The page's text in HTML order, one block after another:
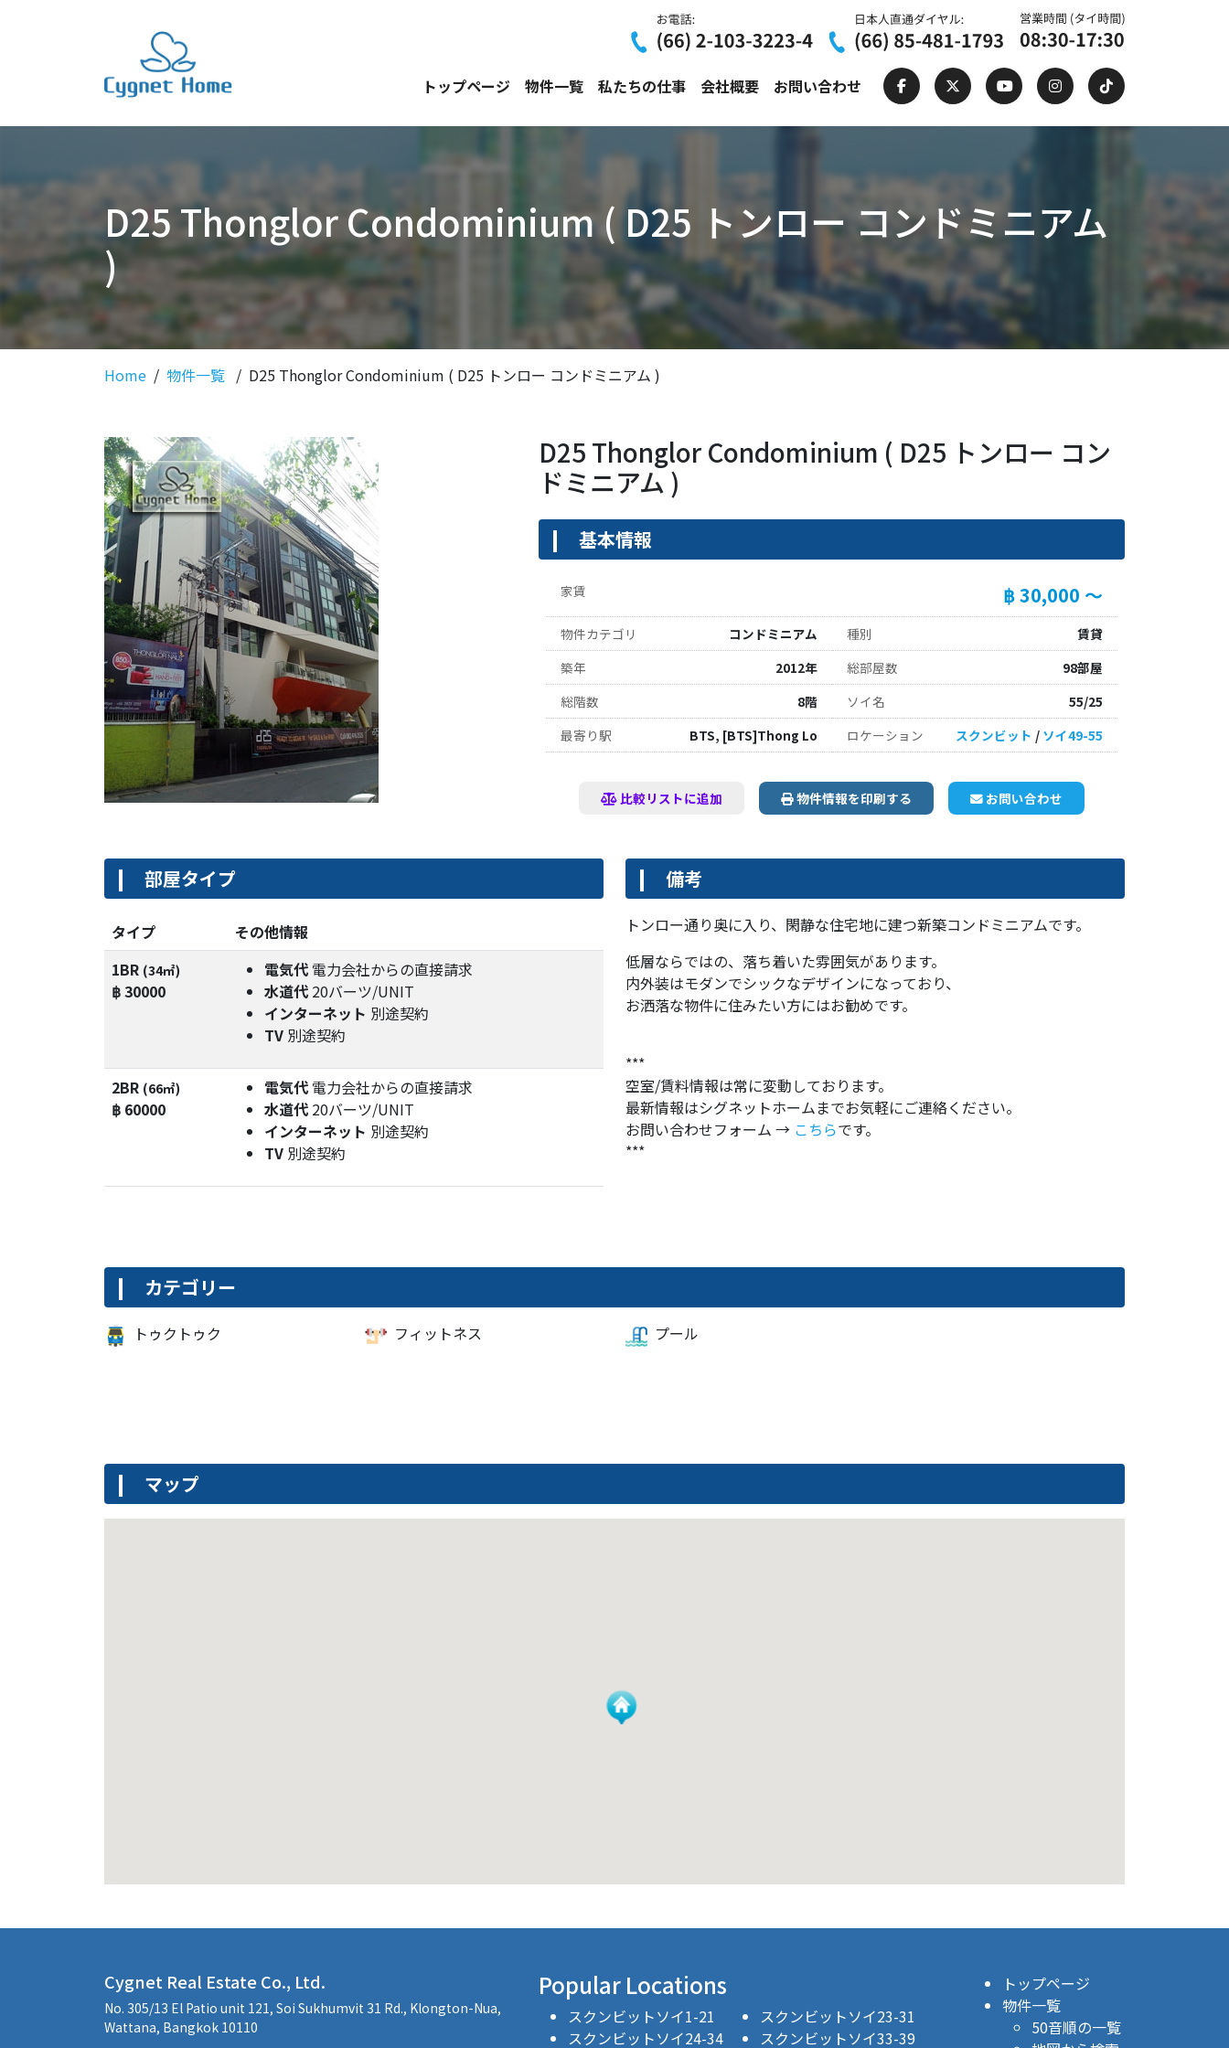
トップページ 物件一覧 私たちの仕事 会社概要 お問い合わせ
D25 Thonglor Condominium ( D25 トンロー コンドミニアム
)
Home 物件一覧 D25 Thonglor Condominium ( D25 トンロー コンドミニアム )
D25 Thonglor Condominium ( D25 トンロー コン
ドミニアム )
基本情報
家賃 ฿ 30,000 ～
物件カテゴリ コンドミニアム 種別
賃貸
築年
2012年 総部屋数
98部屋
総階数
8階 ソイ名
55/25
最寄り駅
BTS, [BTS]Thong Lo ロケーション スクンビット / ソイ49-55
比較リストに追加 物件情報を印刷する お問い合わせ
部屋タイプ
タイプ
その他情報
1BR (34㎡)
฿ 30000
電気代 電力会社からの直接請求
水道代 20バーツ/UNIT
インターネット 別途契約
TV 別途契約
2BR (66㎡)
฿ 60000
電気代 電力会社からの直接請求
水道代 20バーツ/UNIT
インターネット 別途契約
TV 別途契約
備考
トンロー通り奥に入り、閑静な住宅地に建つ新築コンドミニアムです。
低層ならではの、落ち着いた雰囲気があります。
内外装はモダンでシックなデザインになっており、
お洒落な物件に住みたい方にはお勧めです。
***
空室/賃料情報は常に変動しております。
最新情報はシグネットホームまでお気軽にご連絡ください。
お問い合わせフォーム → こちらです。
***
カテゴリー
トゥクトゥク フィットネス プール
マップ
Cygnet Real Estate Co., Ltd.
No. 305/13 El Patio unit 121, Soi Sukhumvit 31 Rd., Klongton-Nua,
Wattana, Bangkok 10110
Popular Locations
スクンビットソイ1-21
スクンビットソイ23-31
スクンビットソイ24-34
スクンビットソイ33-39
トップページ
物件一覧
50音順の一覧